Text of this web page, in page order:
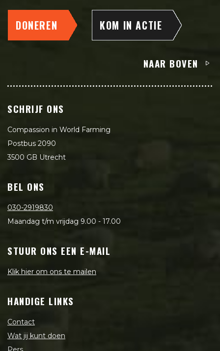
DONEREN KOM IN ACTIE
NAAR BOVEN
SCHRIJF ONS
Compassion in World Farming
Postbus 2090
3500 GB Utrecht
BEL ONS
030-2919830
Maandag t/m vrijdag 9.00 - 17.00
STUUR ONS EEN E-MAIL
Klik hier om ons te mailen
HANDIGE LINKS
Contact
Wat jij kunt doen